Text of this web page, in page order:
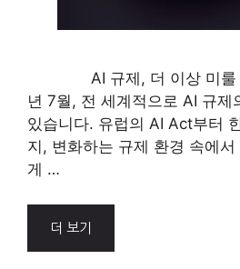
AI 규제, 더 이상 미룰
년 7월, 전 세계적으로 AI 규제
있습니다. 유럽의 AI Act부터
지, 변화하는 규제 환경 속에
게 …
더 보기